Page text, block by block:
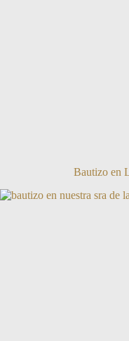
Bautizo en